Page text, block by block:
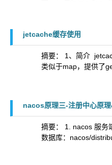
jetcache缓存使用
摘要： 1、简介
类似于map，提供了
nacos原理三-注册中心原
摘要： 1. nacos 服务
数据库：nacos/